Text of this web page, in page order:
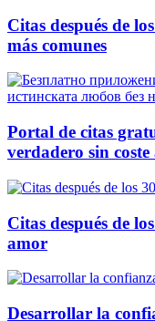
Citas después de
más comunes
Portal de citas
verdadero sin
Citas después de
amor
Desarrollar la